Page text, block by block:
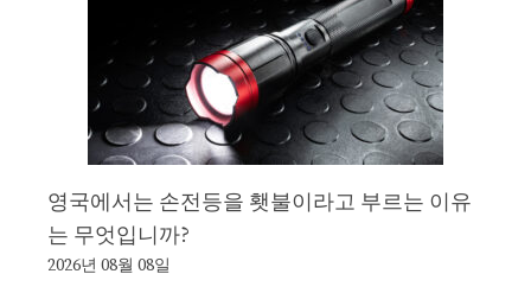
영국에서는 손전등을 횃불이라고 부르는 이유
는 무엇입니까?
2026년 08월 08일